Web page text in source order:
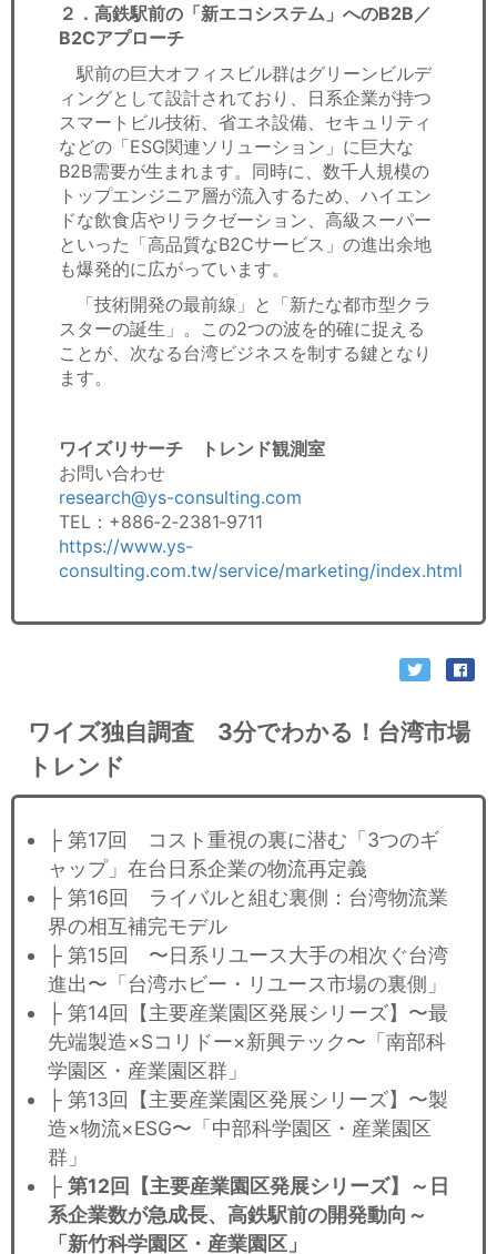
２．高鉄駅前の「新エコシステム」へのB2B／
B2Cアプローチ
駅前の巨大オフィスビル群はグリーンビルデ
ィングとして設計されており、日系企業が持つ
スマートビル技術、省エネ設備、セキュリティ
などの「ESG関連ソリューション」に巨大な
B2B需要が生まれます。同時に、数千人規模の
トップエンジニア層が流入するため、ハイエン
ドな飲食店やリラクゼーション、高級スーパー
といった「高品質なB2Cサービス」の進出余地
も爆発的に広がっています。
「技術開発の最前線」と「新たな都市型クラ
スターの誕生」。この2つの波を的確に捉える
ことが、次なる台湾ビジネスを制する鍵となり
ます。
ワイズリサーチ トレンド観測室
お問い合わせ
research@ys-consulting.com
TEL：+886‐2‐2381‐9711
https://www.ys-
consulting.com.tw/service/marketing/index.html
ワイズ独自調査 3分でわかる！台湾市場
トレンド
├ 第17回 コスト重視の裏に潜む「3つのギ
ャップ」在台日系企業の物流再定義
├ 第16回 ライバルと組む裏側：台湾物流業
界の相互補完モデル
├ 第15回 〜日系リユース大手の相次ぐ台湾
進出〜「台湾ホビー・リユース市場の裏側」
├ 第14回【主要産業園区発展シリーズ】〜最
先端製造×Sコリドー×新興テック〜「南部科
学園区・産業園区群」
├ 第13回【主要産業園区発展シリーズ】〜製
造×物流×ESG〜「中部科学園区・産業園区
群」
├ 第12回【主要産業園区発展シリーズ】～日
系企業数が急成長、高鉄駅前の開発動向～
「新竹科学園区・産業園区」